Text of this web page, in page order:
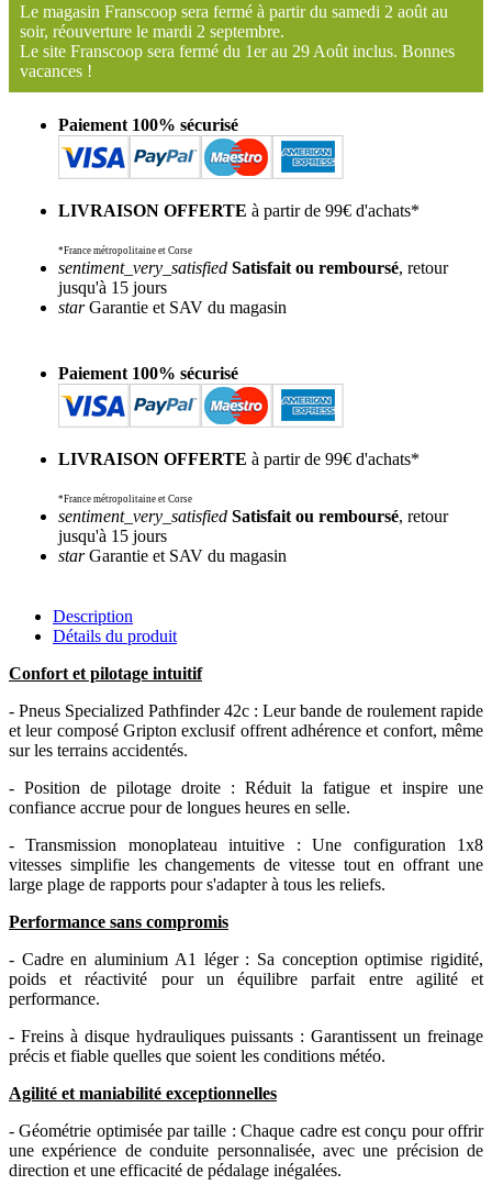
Le magasin Franscoop sera fermé à partir du samedi 2 août au
soir, réouverture le mardi 2 septembre.
Le site Franscoop sera fermé du 1er au 29 Août inclus. Bonnes
vacances !
Paiement 100% sécurisé
LIVRAISON OFFERTE à partir de 99€ d'achats*
*France métropolitaine et Corse
sentiment_very_satisfied Satisfait ou remboursé, retour
jusqu'à 15 jours
starGarantie et SAV du magasin
Paiement 100% sécurisé
LIVRAISON OFFERTE à partir de 99€ d'achats*
*France métropolitaine et Corse
sentiment_very_satisfied Satisfait ou remboursé, retour
jusqu'à 15 jours
starGarantie et SAV du magasin
Description
Détails du produit
Confort et pilotage intuitif
- Pneus Specialized Pathfinder 42c : Leur bande de roulement rapide
et leur composé Gripton exclusif offrent adhérence et confort, même
sur les terrains accidentés.
- Position de pilotage droite : Réduit la fatigue et inspire une
confiance accrue pour de longues heures en selle.
- Transmission monoplateau intuitive : Une configuration 1x8
vitesses simplifie les changements de vitesse tout en offrant une
large plage de rapports pour s'adapter à tous les reliefs.
Performance sans compromis
- Cadre en aluminium A1 léger : Sa conception optimise rigidité,
poids et réactivité pour un équilibre parfait entre agilité et
performance.
- Freins à disque hydrauliques puissants : Garantissent un freinage
précis et fiable quelles que soient les conditions météo.
Agilité et maniabilité exceptionnelles
- Géométrie optimisée par taille : Chaque cadre est conçu pour offrir
une expérience de conduite personnalisée, avec une précision de
direction et une efficacité de pédalage inégalées.